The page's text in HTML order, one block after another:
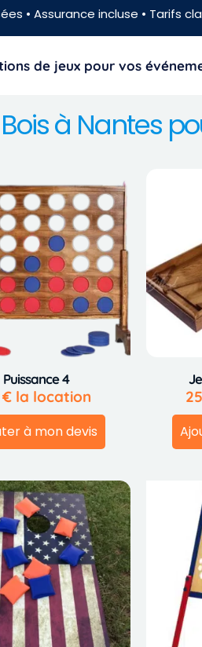
• Assurance incluse • Tarifs
de jeux pour vos
à Nantes
Puissance 4
€ la location
à mon devis
25